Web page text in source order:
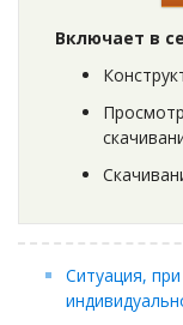
Включает в
Ситуация,